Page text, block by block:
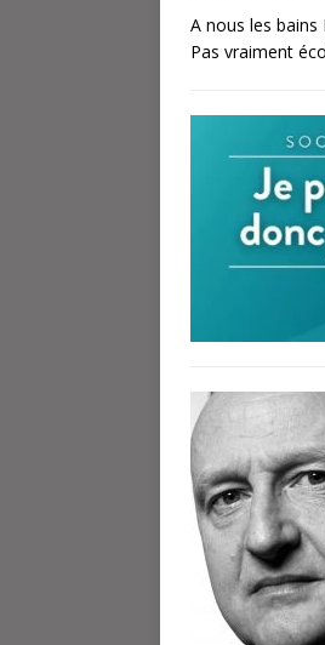
A nous les bains
Pas vraiment